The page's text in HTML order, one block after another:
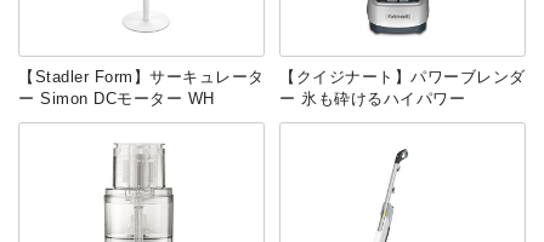
【Stadler Form】サーキュレータ
ー Simon DCモーター WH
【クイジナート】パワーブレンダ
ー 氷も砕けるハイパワー